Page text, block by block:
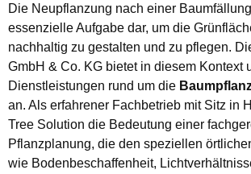
Die Neupflanzung nach einer
essenzielle Aufgabe dar, um die
nachhaltig zu gestalten und zu pflegen.
GmbH & Co. KG bietet in diesem Kontext
Dienstleistungen rund um die
an. Als erfahrener Fachbetrieb mit Sitz in
Tree Solution die Bedeutung einer
Pflanzplanung, die den speziellen
wie Bodenbeschaffenheit,